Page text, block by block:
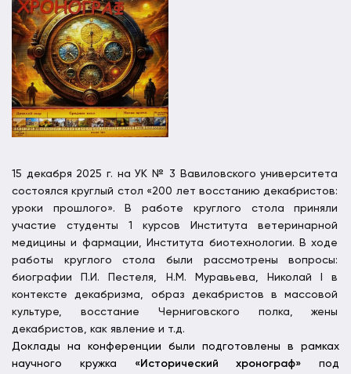
15 декабря 2025 г. на УК № 3 Вавиловского университета
состоялся круглый стол «200 лет восстанию декабристов:
уроки прошлого». В работе круглого стола приняли
участие студенты 1 курсов Института ветеринарной
медицины и фармации, Института биотехнологии. В ходе
работы круглого стола были рассмотрены вопросы:
биографии П.И. Пестеля, Н.М. Муравьева, Николай I в
контексте декабризма, образ декабристов в массовой
культуре, восстание Черниговского полка, жены
декабристов, как явление и т.д.
Доклады на конференции были подготовлены в рамках
научного кружка
«Исторический хронограф» под